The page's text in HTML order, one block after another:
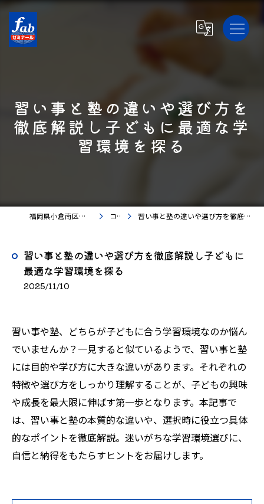
習い事と塾の違いや選び方を
徹底解説し子どもに最適な学
習環境を探る
福岡県小倉南区の塾ならfabゼミナール コラム 習い事と塾の違いや選び方を徹底解説し子どもに最適な学習環境を探る
習い事と塾の違いや選び方を徹底解説し子どもに
最適な学習環境を探る
2025/11/10
習い事や塾、どちらが子どもに合う学習環境なのか悩ん
でいませんか？一見すると似ているようで、習い事と塾
には目的や学び方に大きな違いがあります。それぞれの
特徴や選び方をしっかり理解することが、子どもの興味
や成長を最大限に伸ばす第一歩となります。本記事で
は、習い事と塾の本質的な違いや、選択時に役立つ具体
的なポイントを徹底解説。迷いがちな学習環境選びに、
自信と納得をもたらすヒントをお届けします。